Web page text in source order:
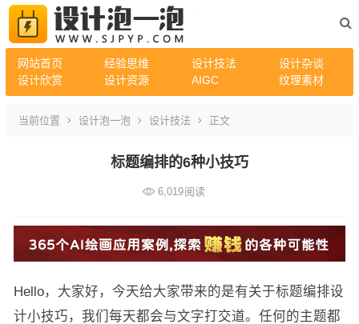
网站首页 经验思维 设计技法
设计杂谈
设计欣赏
设计资源 AIGC 纹理素材
当前位置 设计泡一泡 设计技法 正文
标题编排的6种小技巧
6,019阅读
Hello，大家好，今天给大家带来的是有关于标题编排设
计小技巧，我们每天都会与文字打交道。任何的主题都